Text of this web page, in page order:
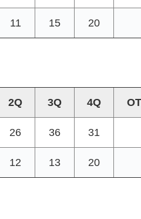
11 15 20
2Q 3Q 4Q OT
26 36 31
12 13 20